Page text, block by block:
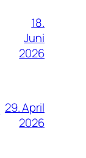
18.
Juni
2026
29. April
2026